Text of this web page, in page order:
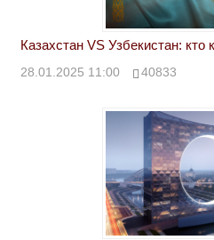
Казахстан VS Узбекистан:
28.01.2025 11:00 40833